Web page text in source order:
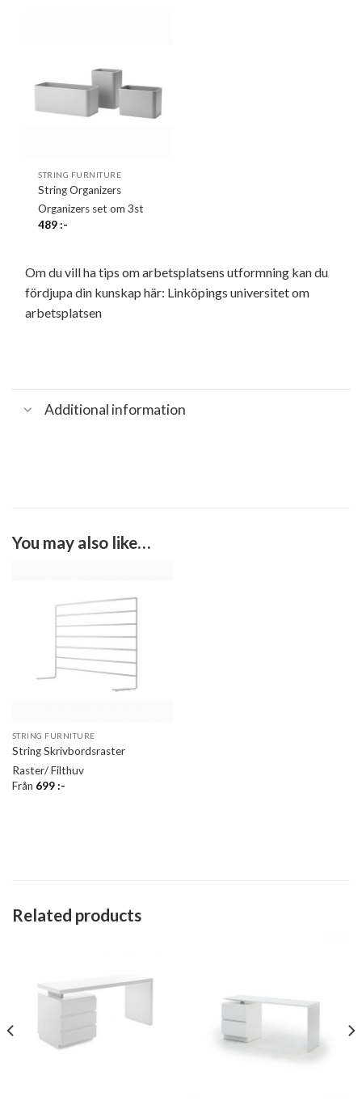
STRING FURNITURE
String Organizers
Organizers set om 3st
489:-
Om du vill ha tips om arbetsplatsens utformning kan du
fördjupa din kunskap här: Linköpings universitet om
arbetsplatsen
Additional information
You may also like…
STRING FURNITURE
String Skrivbordsraster
Raster/ Filthuv
Från 699:-
Related products